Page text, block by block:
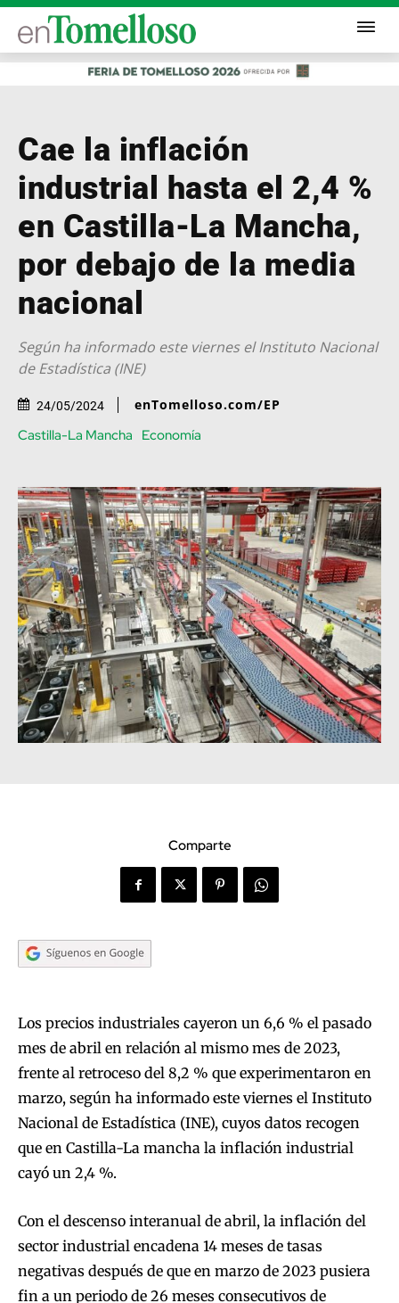
Cae la inflación
industrial hasta el 2,4 %
en Castilla-La Mancha,
por debajo de la media
nacional
Según ha informado este viernes el Instituto Nacional
de Estadística (INE)
24/05/2024 enTomelloso.com/EP
Castilla-La Mancha Economía
Comparte
Los precios industriales cayeron un 6,6 % el pasado
mes de abril en relación al mismo mes de 2023,
frente al retroceso del 8,2 % que experimentaron en
marzo, según ha informado este viernes el Instituto
Nacional de Estadística (INE), cuyos datos recogen
que en Castilla-La mancha la inflación industrial
cayó un 2,4 %.
Con el descenso interanual de abril, la inflación del
sector industrial encadena 14 meses de tasas
negativas después de que en marzo de 2023 pusiera
fin a un periodo de 26 meses consecutivos de